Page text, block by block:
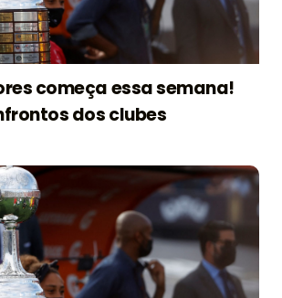
começa essa semana!
dos clubes